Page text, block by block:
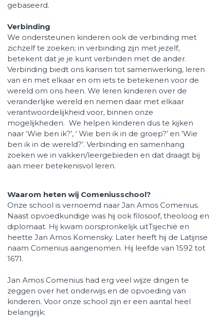
gebaseerd.
Verbinding
We ondersteunen kinderen ook de verbinding met
zichzelf te zoeken; in verbinding zijn met jezelf,
betekent dat je je kunt verbinden met de ander.
Verbinding biedt ons kansen tot samenwerking, leren
van en met elkaar en om iets te betekenen voor de
wereld om ons heen. We leren kinderen over de
veranderlijke wereld en nemen daar met elkaar
verantwoordelijkheid voor, binnen onze
mogelijkheden. We helpen kinderen dus te kijken
naar ‘Wie ben ik?’, ‘ Wie ben ik in de groep?’ en 'Wie
ben ik in de wereld?’. Verbinding en samenhang
zoeken we in vakken/leergebieden en dat draagt bij
aan meer betekenisvol leren.
Waarom heten wij Comeniusschool?
Onze school is vernoemd naar Jan Amos Comenius.
Naast opvoedkundige was hij ook filosoof, theoloog en
diplomaat. Hij kwam oorspronkelijk uitTsjechië en
heette Jan Amos Komensky. Later heeft hij de Latijnse
naam Comenius aangenomen. Hij leefde van 1592 tot
1671.
Jan Amos Comenius had erg veel wijze dingen te
zeggen over het onderwijs en de opvoeding van
kinderen. Voor onze school zijn er een aantal heel
belangrijk: